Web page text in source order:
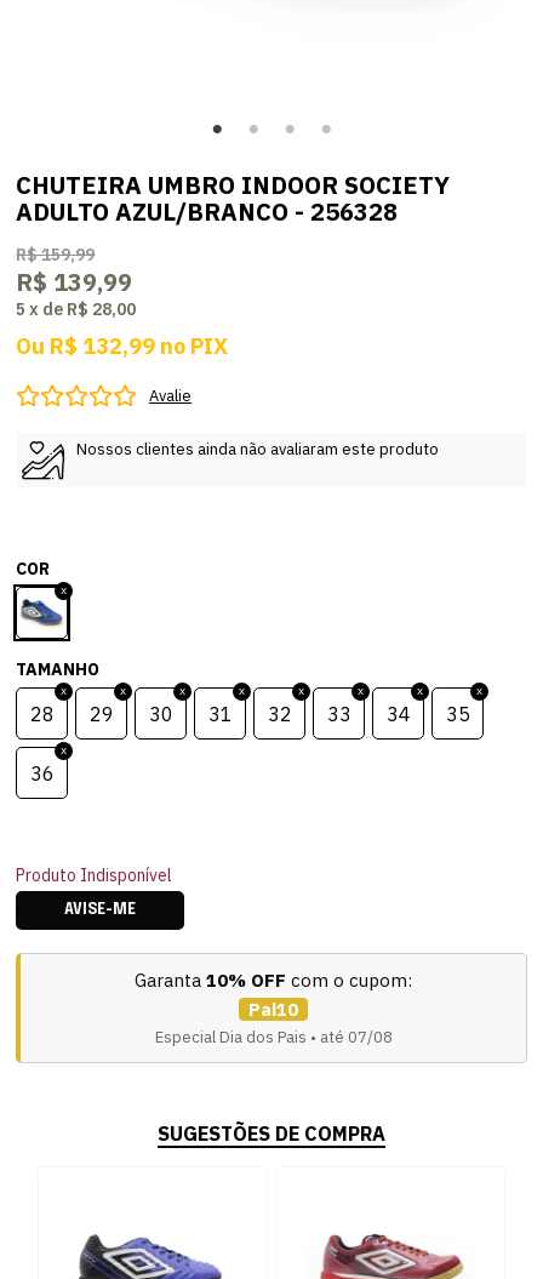
CHUTEIRA UMBRO INDOOR SOCIETY
ADULTO AZUL/BRANCO - 256328
R$ 159,99
R$ 139,99
5 x de R$ 28,00
Ou R$ 132,99 no PIX
Avalie
Nossos clientes ainda não avaliaram este produto
COR
TAMANHO
28 29 30 31 32 33 34 35
36
Produto Indisponível
AVISE-ME
Garanta 10% OFF com o cupom:
Pai10
Especial Dia dos Pais • até 07/08
SUGESTÕES DE COMPRA